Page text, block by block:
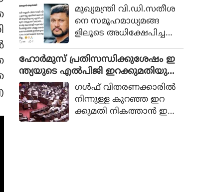
നയില്‍ മൂന്ന് രാജ്യങ്ങളും
''മക്ക സംയുക്ത പ്ര
തിരോധ കരാറില്‍'' ഒ
പ്പുവെച്ചതായി പ്രഖ്യാപിച്ചു.
ങ്കിക്കെതിരെ പുതിയ കേസ്
മുഖ്യമന്ത്രി വി.ഡി.സതീശ
നെ സമൂഹമാധ്യമങ്ങ
ളിലൂടെ അധിക്ഷേപിച്ച
ങ്കിക്കെതിരെ കേസ്.
ഫെയ്‌സ്ബുക്ക്
പോസ്റ്റിലൂടെയാണ് മുഖ്യമ
ന്ത്രിയെ അർജുൻ അ
ധിക്ഷേപിച്ചത്.
ഹോര്‍മുസ് പ്രതിസന്ധിക്കുശേഷം ഇ
ന്ത്യയുടെ എല്‍പിജി ഇറക്കുമതിയുടെ
67ശതമാനവും യുഎസില്‍ നിന്ന്
ഗള്‍ഫ് വിതരണക്കാരില്‍
നിന്നുള്ള കുറഞ്ഞ ഇറ
ക്കുമതി നികത്താന്‍ ഇന്ത്യ